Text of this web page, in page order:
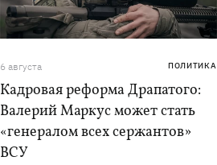
6 августа ПОЛИТИКА
Кадровая реформа Драпатого:
Валерий Маркус может стать
«генералом всех сержантов»
ВСУ